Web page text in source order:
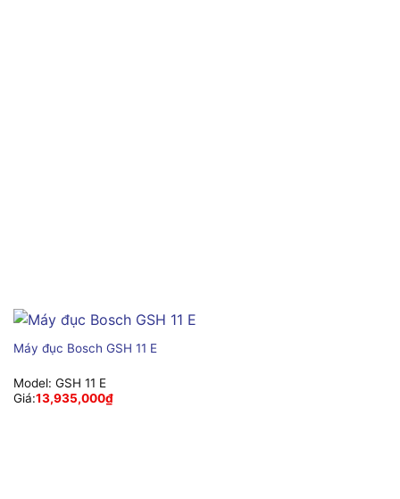
Máy đục Bosch GSH 11 E
Model: GSH 11 E
Giá:13,935,000₫